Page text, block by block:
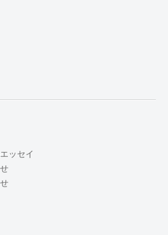
ッセイ